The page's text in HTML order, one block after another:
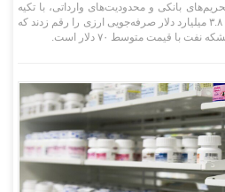
بانکی و محدودیت‌های وارداتی، با تکیه
بر دانش خود و بومی‌سازی داروها، ۳.۸ میلیارد دلار صرفه‌جویی ارزی را رقم زدند که